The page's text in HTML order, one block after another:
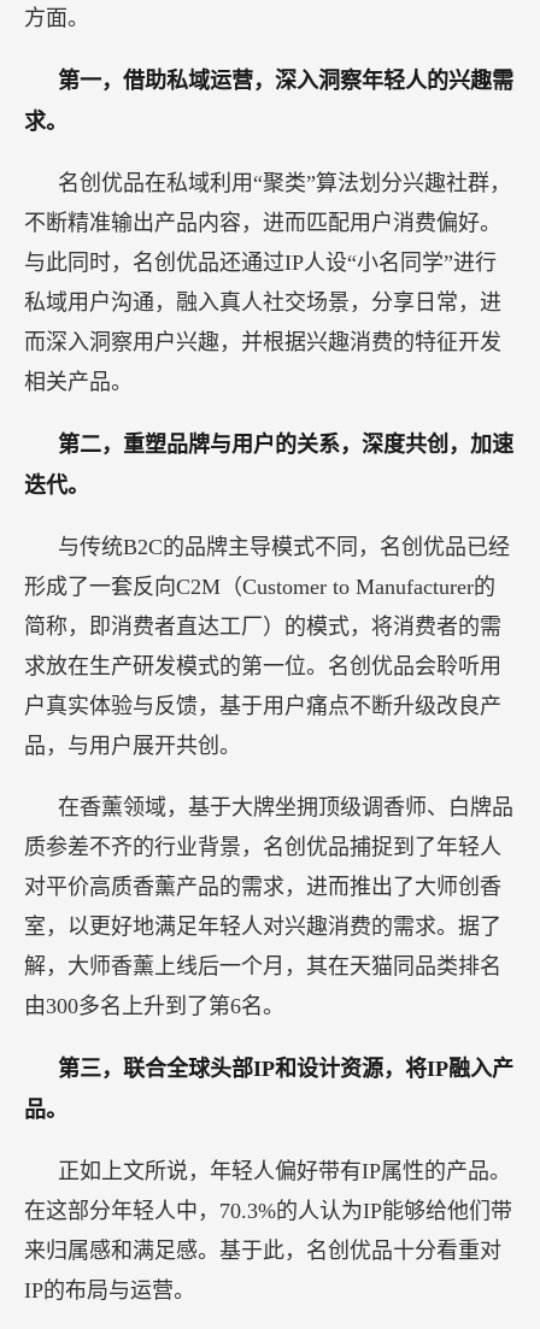
方面。
第一，借助私域运营，深入洞察年轻人的兴趣需
求。
名创优品在私域利用“聚类”算法划分兴趣社群，
不断精准输出产品内容，进而匹配用户消费偏好。
与此同时，名创优品还通过IP人设“小名同学”进行
私域用户沟通，融入真人社交场景，分享日常，进
而深入洞察用户兴趣，并根据兴趣消费的特征开发
相关产品。
第二，重塑品牌与用户的关系，深度共创，加速
迭代。
与传统B2C的品牌主导模式不同，名创优品已经
形成了一套反向C2M（Customer to Manufacturer的
简称，即消费者直达工厂）的模式，将消费者的需
求放在生产研发模式的第一位。名创优品会聆听用
户真实体验与反馈，基于用户痛点不断升级改良产
品，与用户展开共创。
在香薰领域，基于大牌坐拥顶级调香师、白牌品
质参差不齐的行业背景，名创优品捕捉到了年轻人
对平价高质香薰产品的需求，进而推出了大师创香
室，以更好地满足年轻人对兴趣消费的需求。据了
解，大师香薰上线后一个月，其在天猫同品类排名
由300多名上升到了第6名。
第三，联合全球头部IP和设计资源，将IP融入产
品。
正如上文所说，年轻人偏好带有IP属性的产品。
在这部分年轻人中，70.3%的人认为IP能够给他们带
来归属感和满足感。基于此，名创优品十分看重对
IP的布局与运营。